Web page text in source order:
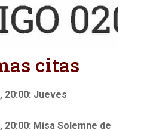
citas
20:00: Jueves
20:00: Misa Solemne de